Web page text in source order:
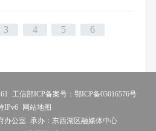
3 4 5
6
工信部ICP备案号：鄂ICP备05016576号
IPv6 网站地图
办公室
承办：东西湖区融媒体中心